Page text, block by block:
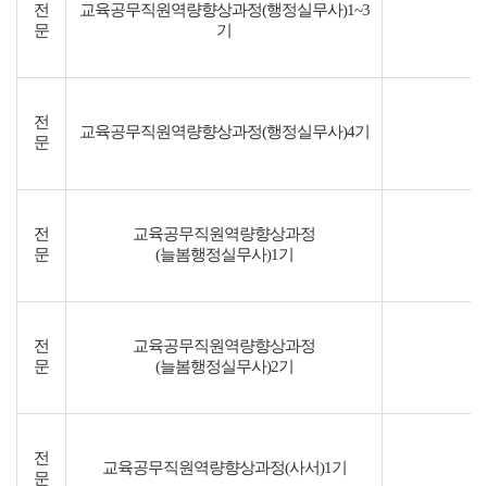
전
문
교육공무직원역량향상과정(행정실무사)1~3
기
전
문
교육공무직원역량향상과정(행정실무사)4기
전
문
교육공무직원역량향상과정
(늘봄행정실무사)1기
전
문
교육공무직원역량향상과정
(늘봄행정실무사)2기
전
문
교육공무직원역량향상과정(사서)1기